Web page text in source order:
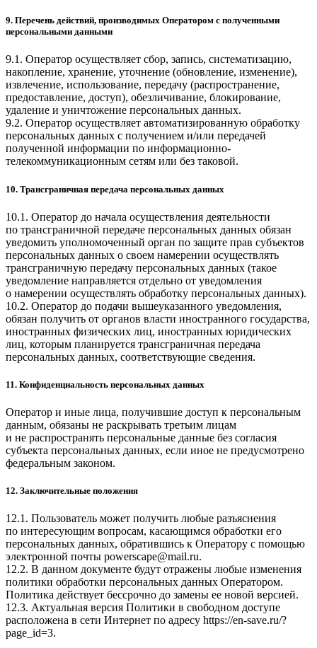
9. Перечень действий, производимых Оператором с полученными
персональными данными
9.1. Оператор осуществляет сбор, запись, систематизацию,
накопление, хранение, уточнение (обновление, изменение),
извлечение, использование, передачу (распространение,
предоставление, доступ), обезличивание, блокирование,
удаление и уничтожение персональных данных.
9.2. Оператор осуществляет автоматизированную обработку
персональных данных с получением и/или передачей
полученной информации по информационно-
телекоммуникационным сетям или без таковой.
10. Трансграничная передача персональных данных
10.1. Оператор до начала осуществления деятельности
по трансграничной передаче персональных данных обязан
уведомить уполномоченный орган по защите прав субъектов
персональных данных о своем намерении осуществлять
трансграничную передачу персональных данных (такое
уведомление направляется отдельно от уведомления
о намерении осуществлять обработку персональных данных).
10.2. Оператор до подачи вышеуказанного уведомления,
обязан получить от органов власти иностранного государства,
иностранных физических лиц, иностранных юридических
лиц, которым планируется трансграничная передача
персональных данных, соответствующие сведения.
11. Конфиденциальность персональных данных
Оператор и иные лица, получившие доступ к персональным
данным, обязаны не раскрывать третьим лицам
и не распространять персональные данные без согласия
субъекта персональных данных, если иное не предусмотрено
федеральным законом.
12. Заключительные положения
12.1. Пользователь может получить любые разъяснения
по интересующим вопросам, касающимся обработки его
персональных данных, обратившись к Оператору с помощью
электронной почты powerscape@mail.ru.
12.2. В данном документе будут отражены любые изменения
политики обработки персональных данных Оператором.
Политика действует бессрочно до замены ее новой версией.
12.3. Актуальная версия Политики в свободном доступе
расположена в сети Интернет по адресу https://en-save.ru/?
page_id=3.